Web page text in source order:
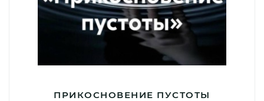
ПРИКОСНОВЕНИЕ ПУСТОТЫ